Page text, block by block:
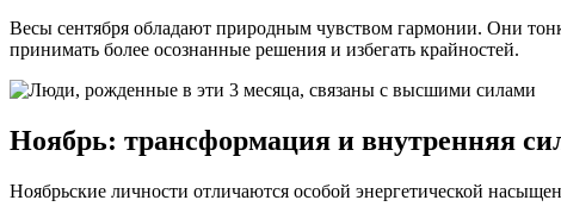
Весы сентября обладают природным чувством гармонии. Они
принимать более осознанные решения и избегать крайностей.
Ноябрь: трансформация и внутренняя
Ноябрьские личности отличаются особой энергетической